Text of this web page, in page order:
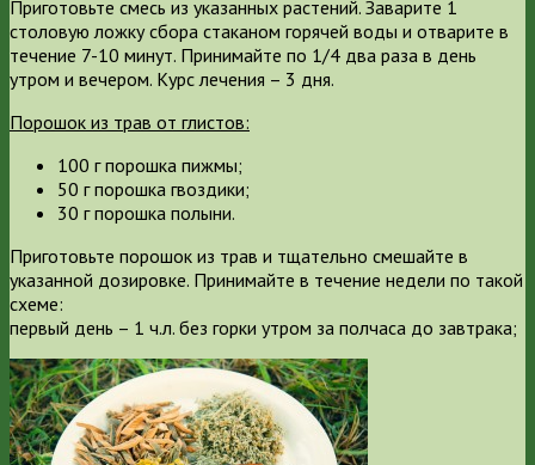
Приготовьте смесь из указанных растений. Заварите 1
столовую ложку сбора стаканом горячей воды и отварите в
течение 7-10 минут. Принимайте по 1/4 два раза в день
утром и вечером. Курс лечения – 3 дня.
Порошок из трав от глистов:
100 г порошка пижмы;
50 г порошка гвоздики;
30 г порошка полыни.
Приготовьте порошок из трав и тщательно смешайте в
указанной дозировке. Принимайте в течение недели по такой
схеме:
первый день – 1 ч.л. без горки утром за полчаса до завтрака;